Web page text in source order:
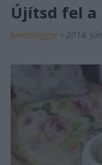
Újítsd fel a
kreablogger • 2014.